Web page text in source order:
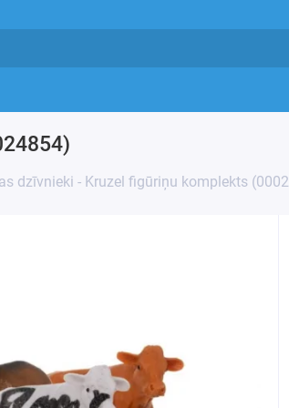
dzīvnieki - Kruzel figūriņu komplekts